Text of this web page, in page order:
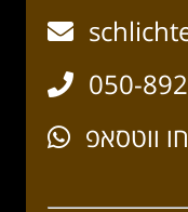
050-
ווטסאפ